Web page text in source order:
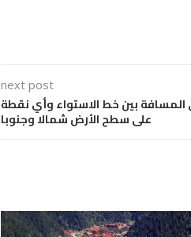
next post
بين خط الاستواء وأي نقطة
على سطح الأرض شمالا وجنوبا